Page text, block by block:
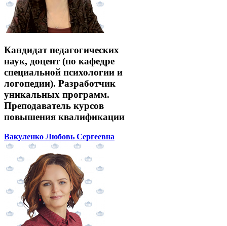
Кандидат педагогических
наук, доцент (по кафедре
специальной психологии и
логопедии). Разработчик
уникальных программ.
Преподаватель курсов
повышения квалификации
Вакуленко Любовь Сергеевна